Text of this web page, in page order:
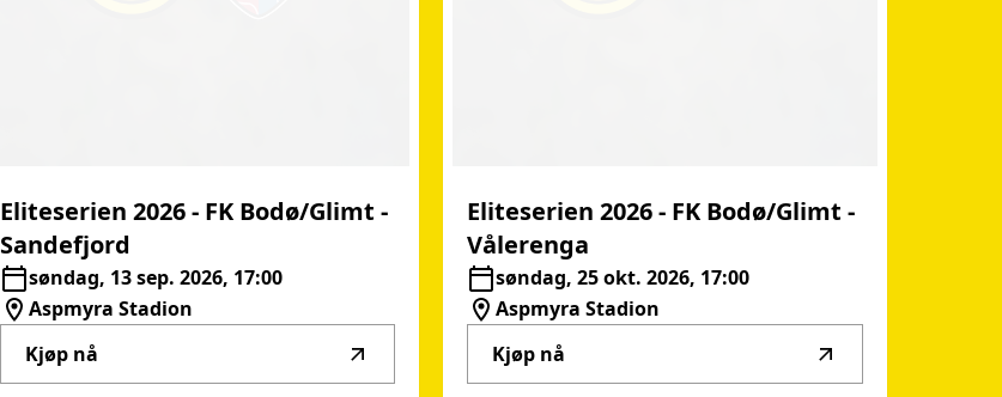
Eliteserien 2026- FK Bodø/Glimt -
Sandefjord
søndag, 13 sep. 2026, 17:00
Aspmyra Stadion
Kjøp nå
Eliteserien 2026- FK Bodø/Glimt -
Vålerenga
søndag, 25 okt. 2026, 17:00
Aspmyra Stadion
Kjøp nå